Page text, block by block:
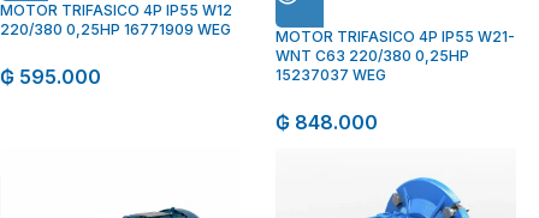
MOTOR TRIFASICO 4P IP55 W12
220/380 0,25HP 16771909 WEG
₲ 595.000
MOTOR TRIFASICO 4P IP55 W21-
WNT C63 220/380 0,25HP
15237037 WEG
₲ 848.000